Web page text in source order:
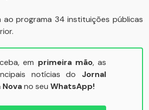
programa 34 instituições públicas
em primeira mão, as
notícias do Jornal
Novano seu WhatsApp!